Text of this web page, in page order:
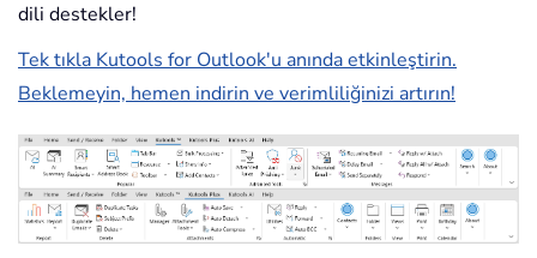
dili destekler!
Tek tıkla Kutools for Outlook'u anında etkinleştirin.
Beklemeyin, hemen indirin ve verimliliğinizi artırın!